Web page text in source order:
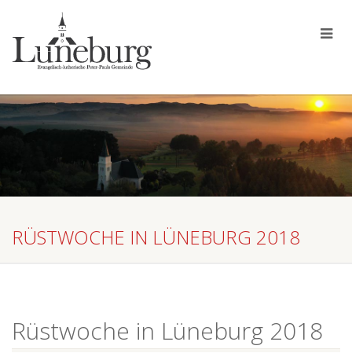
RÜSTWOCHE IN LÜNEBURG 2018
Rüstwoche in Lüneburg 2018